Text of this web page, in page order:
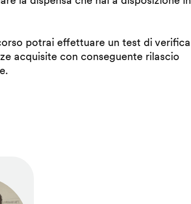
potrai effettuare un test di verifica
acquisite con conseguente rilascio